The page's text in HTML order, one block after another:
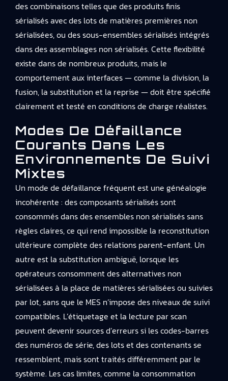
des combinaisons telles que des produits finis
sérialisés avec des lots de matières premières non
sérialisées, ou des sous-ensembles sérialisés intégrés
dans des assemblages non sérialisés. Cette flexibilité
existe dans de nombreux produits, mais le
comportement aux interfaces — comme la division, la
fusion, la substitution et la reprise — doit être spécifié
clairement et testé en conditions de charge réalistes.
Modes De Défaillance
Courants Dans Les
Environnements De Suivi
Mixtes
Un mode de défaillance fréquent est une généalogie
incohérente : des composants sérialisés sont
consommés dans des ensembles non sérialisés sans
règles claires, ce qui rend impossible la reconstitution
ultérieure complète des relations parent-enfant. Un
autre est la substitution ambiguë, lorsque les
opérateurs consomment des alternatives non
sérialisées à la place de matières sérialisées ou suivies
par lot, sans que le MES n’impose des niveaux de suivi
compatibles. L’étiquetage et la lecture par scan
peuvent devenir sources d’erreurs si les codes-barres
des numéros de série, des lots et des contenants se
ressemblent, mais sont traités différemment par le
système. Les cas limites, comme la consommation